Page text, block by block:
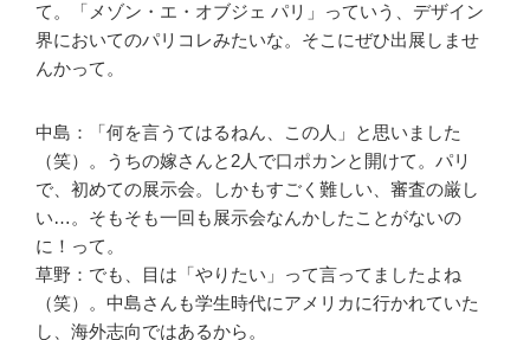
て。「メゾン・エ・オブジェ パリ」っていう、デザイン
界においてのパリコレみたいな。そこにぜひ出展しませ
んかって。
中島：「何を言うてはるねん、この人」と思いました
（笑）。うちの嫁さんと2人で口ポカンと開けて。パリ
で、初めての展示会。しかもすごく難しい、審査の厳し
い…。そもそも一回も展示会なんかしたことがないの
に！って。
草野：でも、目は「やりたい」って言ってましたよね
（笑）。中島さんも学生時代にアメリカに行かれていた
し、海外志向ではあるから。